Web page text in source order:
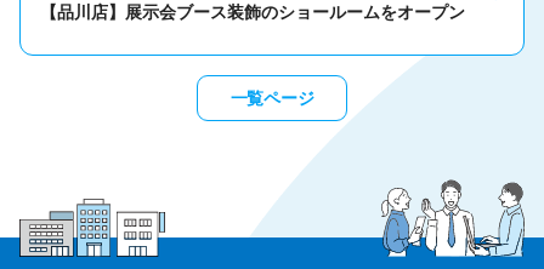
【品川店】展示会ブース装飾のショールームをオープン
一覧ページ